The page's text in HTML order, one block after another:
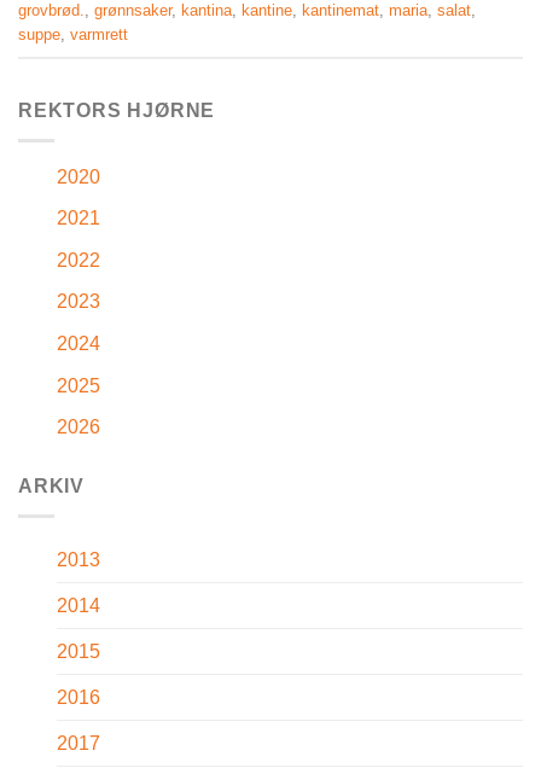
grovbrød., grønnsaker, kantina, kantine, kantinemat, maria, salat,
suppe, varmrett
REKTORS HJØRNE
2020
2021
2022
2023
2024
2025
2026
ARKIV
2013
2014
2015
2016
2017